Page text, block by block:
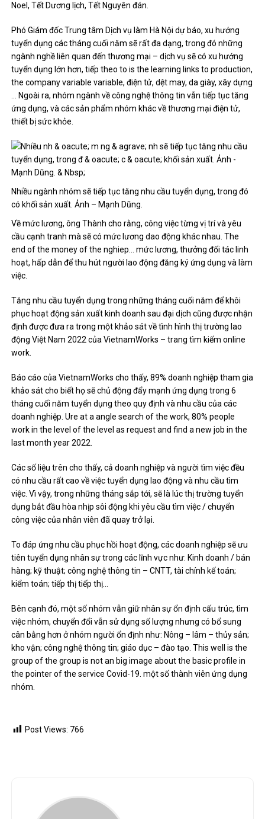
Noel, Tết Dương lịch, Tết Nguyên đán.
Phó Giám đốc Trung tâm Dịch vụ làm Hà Nội dự báo, xu hướng
tuyển dụng các tháng cuối năm sẽ rất đa dạng, trong đó những
ngành nghề liên quan đến thương mại – dịch vụ sẽ có xu hướng
tuyển dụng lớn hơn, tiếp theo to is the learning links to production,
the company variable variable, điện tử, dệt may, da giày, xây dựng
… Ngoài ra, nhóm ngành về công nghệ thông tin vẫn tiếp tục tăng
ứng dụng, và các sản phẩm nhóm khác về thương mại điện tử,
thiết bị sức khỏe.
Nhiều ngành nhóm sẽ tiếp tục tăng nhu cầu tuyển dụng, trong đó
có khối sản xuất. Ảnh – Mạnh Dũng.
Về mức lương, ông Thành cho rằng, công việc từng vị trí và yêu
cầu cạnh tranh mà sẽ có mức lương dao động khác nhau. The
end of the money of the nghiep… mức lương, thưởng đối tác linh
hoạt, hấp dẫn để thu hút người lao động đăng ký ứng dụng và làm
việc.
Tăng nhu cầu tuyển dụng trong những tháng cuối năm để khôi
phục hoạt động sản xuất kinh doanh sau đại dịch cũng được nhận
định được đưa ra trong một khảo sát về tình hình thị trường lao
động Việt Nam 2022 của VietnamWorks – trang tìm kiếm online
work.
Báo cáo của VietnamWorks cho thấy, 89% doanh nghiệp tham gia
khảo sát cho biết họ sẽ chủ động đẩy mạnh ứng dụng trong 6
tháng cuối năm tuyển dụng theo quy định và nhu cầu của các
doanh nghiệp. Ure at a angle search of the work, 80% people
work in the level of the level as request and find a new job in the
last month year 2022.
Các số liệu trên cho thấy, cả doanh nghiệp và người tìm việc đều
có nhu cầu rất cao về việc tuyển dụng lao động và nhu cầu tìm
việc. Vì vậy, trong những tháng sắp tới, sẽ là lúc thị trường tuyển
dụng bắt đầu hòa nhịp sôi động khi yêu cầu tìm việc / chuyển
công việc của nhân viên đã quay trở lại.
To đáp ứng nhu cầu phục hồi hoạt động, các doanh nghiệp sẽ ưu
tiên tuyển dụng nhân sự trong các lĩnh vực như: Kinh doanh / bán
hàng; kỹ thuật; công nghệ thông tin – CNTT, tài chính kế toán;
kiểm toán; tiếp thị tiếp thị…
Bên cạnh đó, một số nhóm vẫn giữ nhân sự ổn định cấu trúc, tìm
việc nhóm, chuyển đổi vẫn sử dụng số lượng nhưng có bổ sung
cân bằng hơn ở nhóm người ổn định như: Nông – lâm – thủy sản;
kho vận; công nghệ thông tin; giáo dục – đào tạo. This well is the
group of the group is not an big image about the basic profile in
the pointer of the service Covid-19. một số thành viên ứng dụng
nhóm.
Post Views: 766